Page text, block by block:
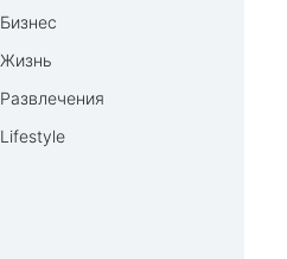
Бизнес
Жизнь
Развлечения
Lifestyle